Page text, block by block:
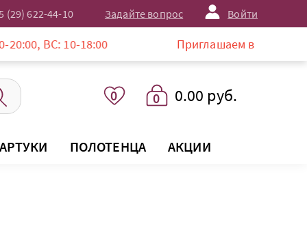
(29) 622-44-10 Задайте вопрос Войти
10-18:00 Приглашаем в магазин
0 0 0.00 руб.
ПОЛОТЕНЦА АКЦИИ